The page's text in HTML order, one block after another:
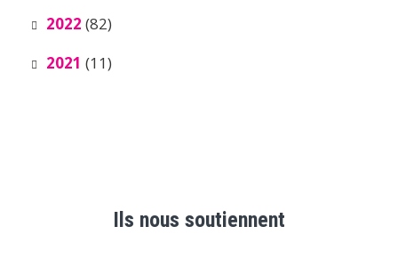
2022 (82)
2021 (11)
Ils nous soutiennent